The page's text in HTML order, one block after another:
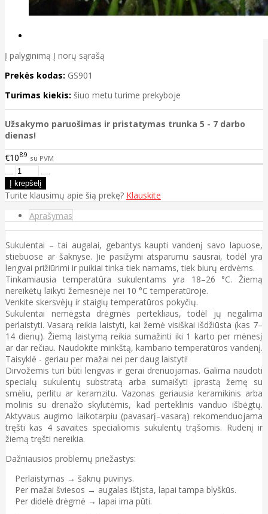
Į palyginimą Į norų sąrašą
Prekės kodas: GS901
Turimas kiekis: šiuo metu turime prekyboje
Užsakymo paruošimas ir pristatymas trunka 5 - 7 darbo
dienas!
€1089 su PVM
Turite klausimų apie šią prekę? Klauskite
Aprašymas
Sukulentai – tai augalai, gebantys kaupti vandenį savo lapuose,
stiebuose ar šaknyse. Jie pasižymi atsparumu sausrai, todėl yra
lengvai prižiūrimi ir puikiai tinka tiek namams, tiek biurų erdvėms.
Tinkamiausia temperatūra sukulentams yra 18–26 °C. Žiemą
nereikėtų laikyti žemesnėje nei 10 °C temperatūroje.
Venkite skersvėjų ir staigių temperatūros pokyčių.
Sukulentai nemėgsta drėgmės pertekliaus, todėl jų negalima
perlaistyti. Vasarą reikia laistyti, kai žemė visiškai išdžiūsta (kas 7–
14 dienų). Žiemą laistymą reikia sumažinti iki 1 karto per mėnesį
ar dar rečiau. Naudokite minkštą, kambario temperatūros vandenį.
Taisyklė - geriau per mažai nei per daug laistyti!
Dirvožemis turi būti lengvas ir gerai drenuojamas. Galima naudoti
specialų sukulentų substratą arba sumaišyti įprastą žemę su
smėliu, perlitu ar keramzitu. Vazonas geriausia keramikinis arba
molinis su drenažo skylutėmis, kad perteklinis vanduo išbėgtų.
Aktyvaus augimo laikotarpiu (pavasarį–vasarą) rekomenduojama
tręšti kas 4 savaites specialiomis sukulentų trąšomis. Rudenį ir
žiemą tręšti nereikia.
Dažniausios problemų priežastys:
Perlaistymas → šaknų puvinys.
Per mažai šviesos → augalas ištįsta, lapai tampa blyškūs.
Per didelė drėgmė → lapai ima pūti.